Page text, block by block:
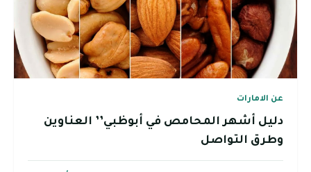
عن الامارات
دليل أشهر المحامص في أبوظبي’’ العناوين
وطرق التواصل